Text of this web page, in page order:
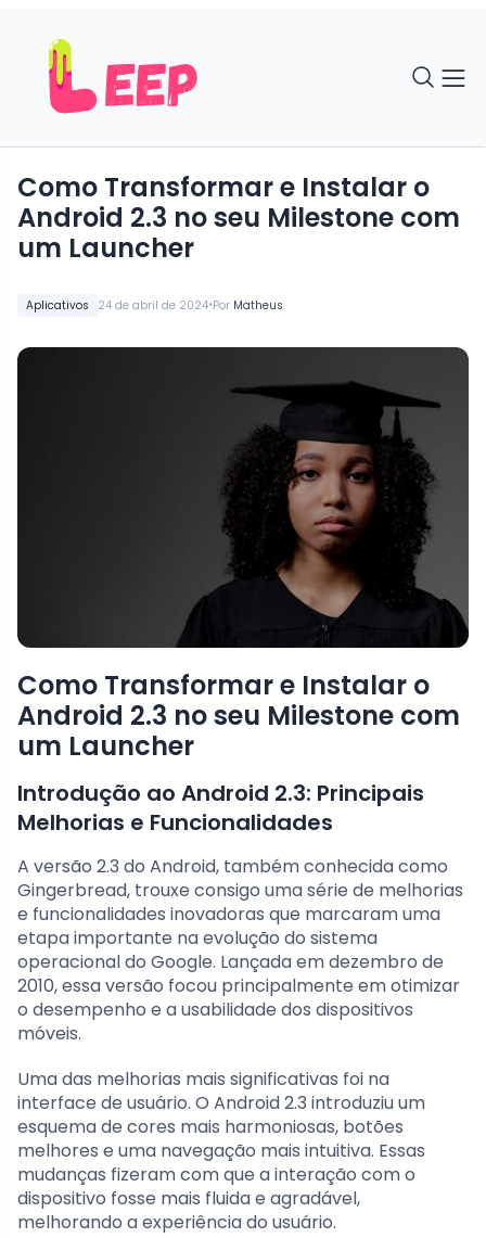
Aplicativos 24 de abril de 2024•Por Matheus
Como Transformar e Instalar o
Android 2.3 no seu Milestone com
um Launcher
Como Transformar e Instalar o
Android 2.3 no seu Milestone com
um Launcher
Introdução ao Android 2.3: Principais
Melhorias e Funcionalidades
A versão 2.3 do Android, também conhecida como
Gingerbread, trouxe consigo uma série de melhorias
e funcionalidades inovadoras que marcaram uma
etapa importante na evolução do sistema
operacional do Google. Lançada em dezembro de
2010, essa versão focou principalmente em otimizar
o desempenho e a usabilidade dos dispositivos
móveis.
Uma das melhorias mais significativas foi na
interface de usuário. O Android 2.3 introduziu um
esquema de cores mais harmoniosas, botões
melhores e uma navegação mais intuitiva. Essas
mudanças fizeram com que a interação com o
dispositivo fosse mais fluida e agradável,
melhorando a experiência do usuário.